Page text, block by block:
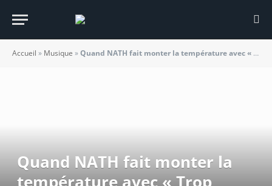
Accueil » Musique »Quand NATH fait monter la température avec « Trop Chaud »
Quand NATH fait monter la